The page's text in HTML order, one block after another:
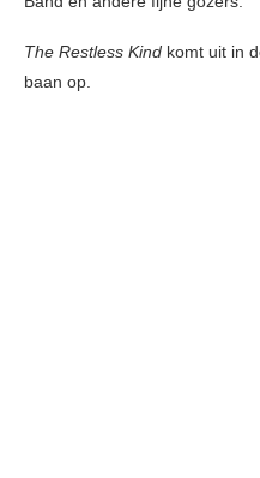
The Restless Kind komt uit in
baan op.